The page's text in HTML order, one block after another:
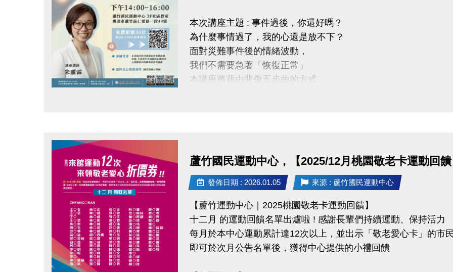
連絡資訊
-洽詢專線：03-2639066 #115、116
-官網 : https://www.lzsports.com.tw/zh_TW/news/pageID/1/
-FB : 桃園市蘆竹國民運動中心
-IG : @luzhusports
本次講座主題 : 事件過後，你還好嗎？
為什麼事情過了，我的心還是放不下？
面對災難事件後的情緒波動，
我們不需要急著「恢復正常」
本講座將藉由悲傷五步曲的方式，
-正念取向的自我穩定與覺察
-悲傷、失落與生死議題的心理陪伴
-心理劇取向的關係探索與療癒
◆ 時間｜1/31 (六) 14:00－16:00
◆ 地點｜蘆竹國民運動中心 3樓社區教室
◆ 講師｜朱麗霖-謐時光心理諮商 — 實習諮商心理師
蘆竹國民運動中心，【2025/12月桃園敬老卡運動回饋
發佈日期 : 2026.01.05 來源 : 蘆竹國民運動中心
【蘆竹運動中心｜2025桃園敬老卡運動回饋】
十二月 的運動回饋名單出爐啦 ! 感謝長輩們持續運動、保持活力
每月於本中心運動累計達12次以上，並出示「敬老愛心卡」的市
即可於次月公告名單後，獲得中心提供的小禮回饋